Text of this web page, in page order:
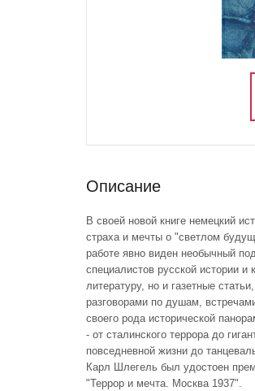
Описание
В своей новой книге немецкий
страха и мечты о "светлом
работе явно виден необычный
специалистов русской истории
литературу, но и газетные
разговорами по душам,
своего рода исторической
- от сталинского террора до
повседневной жизни до
Карл Шлегель был удостоен
"Террор и мечта. Москва 1937".